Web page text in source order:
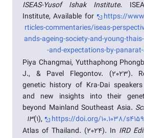
ISEAS-Yusof Ishak Institute.
Institute, Available for
https://
rticles-commentaries/iseas-
ands-ageing-society-and-young-
-and-expectations-by-
Piya Changmai, Yutthaphong
J., & Pavel Flegontov. (2023).
genetic history of Kra-Dai
and new insights into their
beyond Mainland Southeast Asia.
13(1),
https://doi.org/10.1038/
Atlas of Thailand. (2024). In IRD